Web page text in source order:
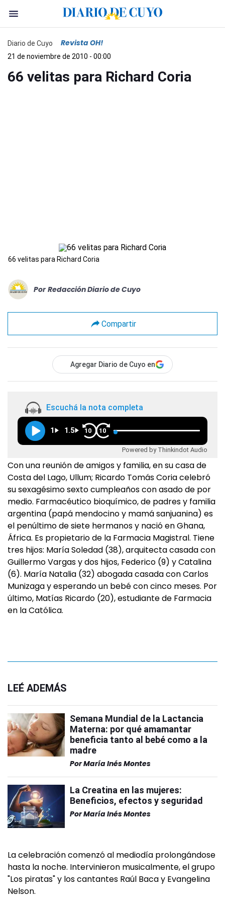
Diario de Cuyo Revista OH!
21 de noviembre de 2010 - 00:00
66 velitas para Richard Coria
66 velitas para Richard Coria
Por Redacción Diario de Cuyo
Compartir
Agregar Diario de Cuyo en
Escuchá la nota completa
1 1.5 10 10
Powered by Thinkindot Audio
Con una reunión de amigos y familia, en su casa de
Costa del Lago, Ullum; Ricardo Tomás Coria celebró
su sexagésimo sexto cumpleaños con asado de por
medio. Farmacéutico bioquímico, de padres y familia
argentina (papá mendocino y mamá sanjuanina) es
el penúltimo de siete hermanos y nació en Ghana,
África. Es propietario de la Farmacia Magistral. Tiene
tres hijos: María Soledad (38), arquitecta casada con
Guillermo Vargas y dos hijos, Federico (9) y Catalina
(6). María Natalia (32) abogada casada con Carlos
Munizaga y esperando un bebé con cinco meses. Por
último, Matías Ricardo (20), estudiante de Farmacia
en la Católica.
LEÉ ADEMÁS
Semana Mundial de la Lactancia
Materna: por qué amamantar
beneficia tanto al bebé como a la
madre
PorMaría Inés Montes
La Creatina en las mujeres:
Beneficios, efectos y seguridad
PorMaría Inés Montes
La celebración comenzó al mediodía prolongándose
hasta la noche. Intervinieron musicalmente, el grupo
"Los piratas" y los cantantes Raúl Baca y Evangelina
Nelson.